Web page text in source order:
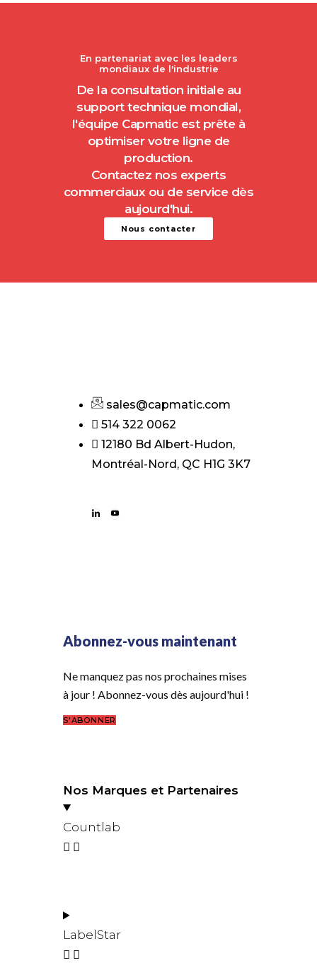
En partenariat avec les leaders
mondiaux de l'industrie
De la consultation initiale au
support technique mondial,
l'équipe Capmatic est prête à
optimiser votre ligne de
production.
Contactez nos experts
commerciaux ou de service dès
aujourd'hui.
Nous contacter
sales@capmatic.com
514 322 0062
12180 Bd Albert-Hudon,
Montréal-Nord, QC H1G 3K7
Abonnez-vous maintenant
Ne manquez pas nos prochaines mises
à jour ! Abonnez-vous dès aujourd'hui !
S'ABONNER
Nos Marques et Partenaires
Countlab
LabelStar